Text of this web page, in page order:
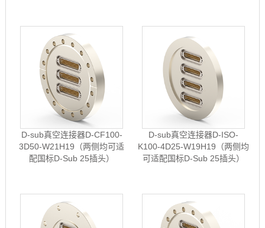
D-sub真空连接器D-CF100-
3D50-W21H19（两侧均可适
配国标D-Sub 25插头）
D-sub真空连接器D-ISO-
K100-4D25-W19H19（两侧均
可适配国标D-Sub 25插头）